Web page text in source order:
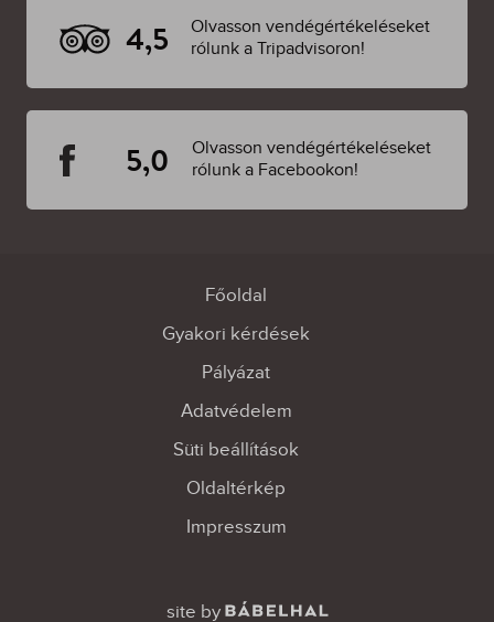
4,5
Olvasson vendégértékeléseket
rólunk a Tripadvisoron!
5,0
Olvasson vendégértékeléseket
rólunk a Facebookon!
Főoldal
Gyakori kérdések
Pályázat
Adatvédelem
Süti beállítások
Oldaltérkép
Impresszum
site by